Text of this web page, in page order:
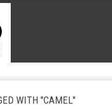
WITH "CAMEL"